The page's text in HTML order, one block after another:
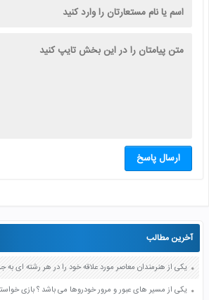
ارسال پاسخ
آخرین مطالب
یکی از مسیر های عبور و مرور خودروها می باشد ؟ بازی